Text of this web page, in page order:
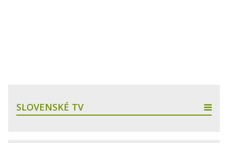
SLOVENSKÉ TV